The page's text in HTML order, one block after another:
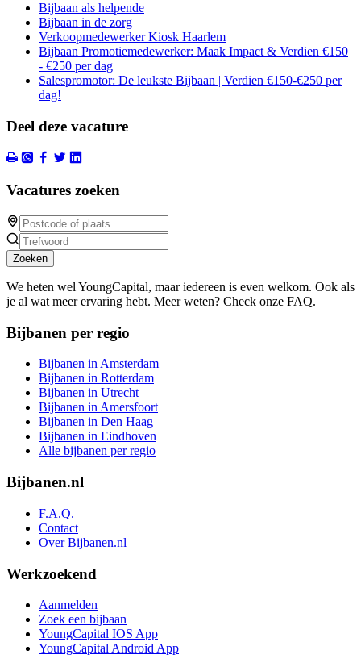
Bijbaan als helpende
Bijbaan in de zorg
Verkoopmedewerker Kiosk Haarlem
Bijbaan Promotiemedewerker: Maak Impact & Verdien €150
- €250 per dag
Salespromotor: De leukste Bijbaan | Verdien €150-€250 per
dag!
Deel deze vacature
Vacatures zoeken
Zoeken
We heten wel YoungCapital, maar iedereen is even welkom. Ook als
je al wat meer ervaring hebt. Meer weten? Check onze FAQ.
Bijbanen per regio
Bijbanen in Amsterdam
Bijbanen in Rotterdam
Bijbanen in Utrecht
Bijbanen in Amersfoort
Bijbanen in Den Haag
Bijbanen in Eindhoven
Alle bijbanen per regio
Bijbanen.nl
F.A.Q.
Contact
Over Bijbanen.nl
Werkzoekend
Aanmelden
Zoek een bijbaan
YoungCapital IOS App
YoungCapital Android App